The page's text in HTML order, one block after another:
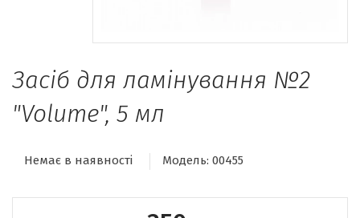
Засіб для ламінування №2
"Volume", 5 мл
Немає в наявності Модель: 00455